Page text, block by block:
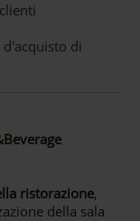
di
ristorazione,
della sala